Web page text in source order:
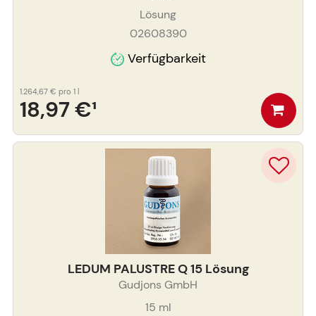
Lösung
02608390
Verfügbarkeit
18,97 €¹
1.264,67 € pro 1 l
LEDUM PALUSTRE Q 15 Lösung
Gudjons GmbH
15 ml